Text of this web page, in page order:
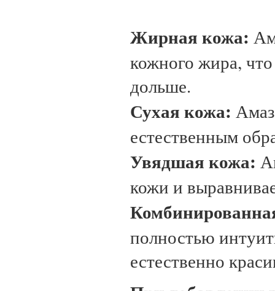
Жирная кожа:
кожного жира,
дольше.
Сухая кожа:
естественным
Увядшая кожа:
кожи и
полностью
естественно